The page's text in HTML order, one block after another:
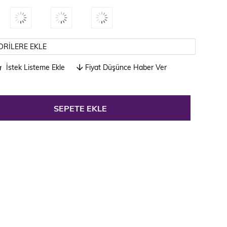
EKLE
İstek Listeme Ekle Fiyat Düşünce Haber Ver